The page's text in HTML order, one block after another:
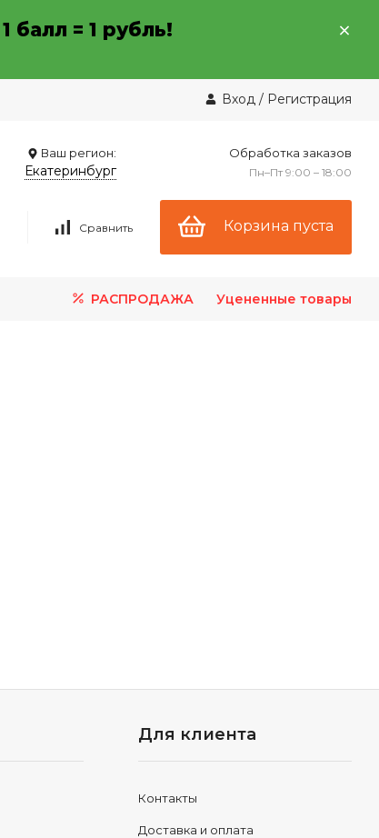
1 балл = 1 рубль!
Вход / Регистрация
Ваш регион:
Екатеринбург
Обработка заказов
Пн–Пт 9:00 – 18:00
Сравнить Корзина пуста
РАСПРОДАЖА Уцененные товары
Для клиента
Контакты
Доставка и оплата